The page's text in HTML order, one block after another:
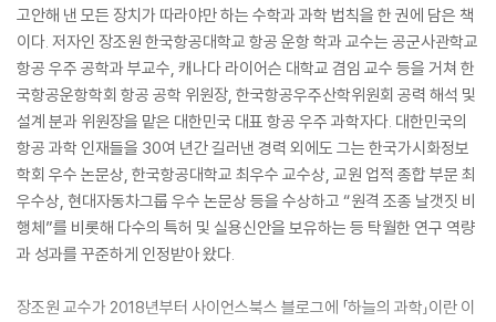
고안해 낸 모든 장치가 따라야만 하는 수학과 과학 법칙을 한 권에 담은 책
이다. 저자인 장조원 한국항공대학교 항공 운항 학과 교수는 공군사관학교
항공 우주 공학과 부교수, 캐나다 라이어슨 대학교 겸임 교수 등을 거쳐 한
국항공운항학회 항공 공학 위원장, 한국항공우주산학위원회 공력 해석 및
설계 분과 위원장을 맡은 대한민국 대표 항공 우주 과학자다. 대한민국의
항공 과학 인재들을 30여 년간 길러낸 경력 외에도 그는 한국가시화정보
학회 우수 논문상, 한국항공대학교 최우수 교수상, 교원 업적 종합 부문 최
우수상, 현대자동차그룹 우수 논문상 등을 수상하고 “원격 조종 날갯짓 비
행체”를 비롯해 다수의 특허 및 실용신안을 보유하는 등 탁월한 연구 역량
과 성과를 꾸준하게 인정받아 왔다.
장조원 교수가 2018년부터 사이언스북스 블로그에 「하늘의 과학」이란 이